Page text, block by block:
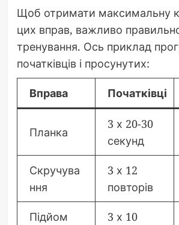
Щоб отримати максимальну
цих вправ, важливо
тренування. Ось приклад
початківців і просунутих:
Вправа Початківці
Планка
3 х 20-30
секунд
Скручува
ння
3 х 12
повторів
Підйом
3 х 10